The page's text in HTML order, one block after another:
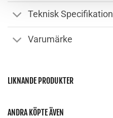
Teknisk Specifikation
Varumärke
LIKNANDE PRODUKTER
ANDRA KÖPTE ÄVEN